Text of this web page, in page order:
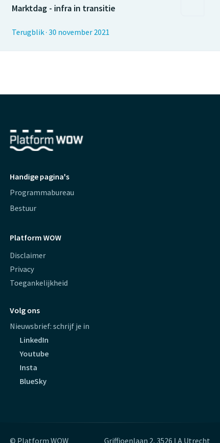
Marktdag - infra in transitie
Terugblik· 30 november 2021
Handige pagina's
Programmabureau
Bestuur
Platform WOW
Disclaimer
Privacy
Toegankelijkheid
Volg ons
Nieuwsbrief: schrijf je in
LinkedIn
Youtube
Insta
BlueSky
© Platform WOW Griffioenlaan 2, 3526 LA Utrecht